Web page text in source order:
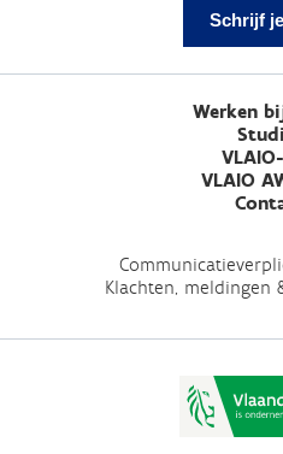
Schrijf
Werken
VLAIO
Klachten, meldingen